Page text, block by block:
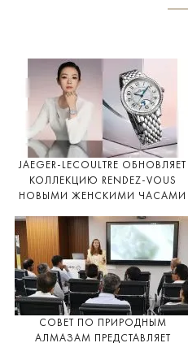
JAEGER-LECOULTRE ОБНОВЛЯЕТ
КОЛЛЕКЦИЮ RENDEZ-VOUS
НОВЫМИ ЖЕНСКИМИ ЧАСАМИ
СОВЕТ ПО ПРИРОДНЫМ
АЛМАЗАМ ПРЕДСТАВЛЯЕТ